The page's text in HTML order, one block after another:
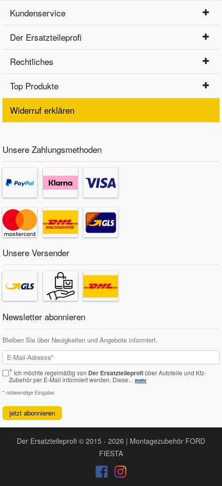
Kundenservice
Der Ersatzteileprofi
Rechtliches
Top Produkte
Widerruf erklären
Unsere Zahlungsmethoden
Unsere Versender
Newsletter abonnieren
Bleiben Sie über Neuigkeiten und Angebote informiert.
* Ich möchte regelmäßig von Der Ersatzteileprofiüber Autoteile und Kfz-
Zubehör per E-Mail informiert werden. Diese... mehr
* notwendige Eingabe
jetzt abonnieren
Der Ersatzteileprofi © 2015 - 2026 | Montagezubehör FORD
FIESTA